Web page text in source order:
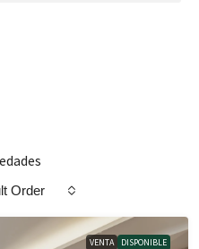
Order
VENTA DISPONIBLE